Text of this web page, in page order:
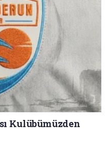
Kulübümüzden